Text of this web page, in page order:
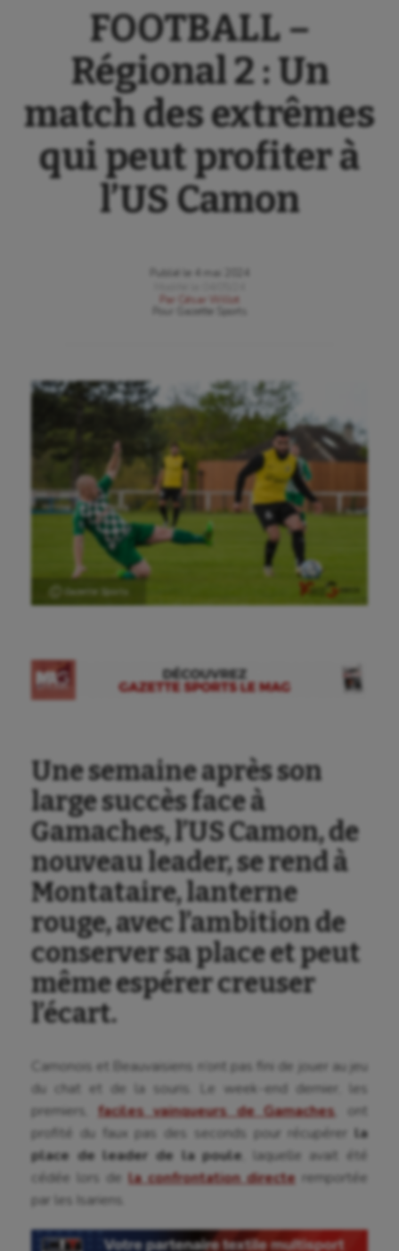
Aéronautique
Athlétisme
FOOTBALL –
Régional 2 : Un
match des extrêmes
qui peut profiter à
l’US Camon
Publié le
4 mai 2024
Par
César Willot
Gazette Sports
Ⓒ Gazette Sports
Une semaine après son
large succès face à
Gamaches, l’US Camon, de
nouveau leader, se rend à
Montataire, lanterne
rouge, avec l’ambition de
conserver sa place et peut
même espérer creuser
l’écart.
Camonois et Beauvaisiens n’ont pas fini de jouer au jeu
du chat et de la souris. Le week-end dernier, les
premiers, faciles vainqueurs de Gamaches , ont
profité du faux pas des seconds pour récupérer la
place de leader de la poule , laquelle avait été
cédée lors de la confrontation directe remportée
par les Isariens.